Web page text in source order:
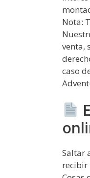
Nota:
venta,
caso
Saltar
recibir